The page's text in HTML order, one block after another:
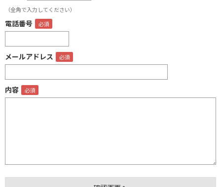
（全角で入力してください）
電話番号
メールアドレス
内容